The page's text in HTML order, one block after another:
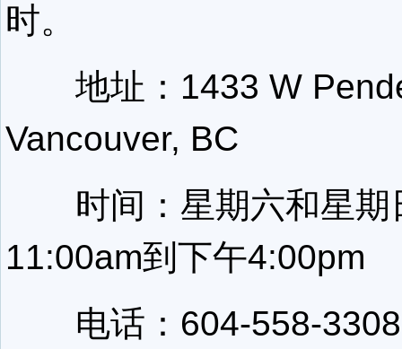
时。
地址：1433 W
Vancouver, BC
时间：星期六和星期
11:00am到下午4:00pm
电话：604-558-3308